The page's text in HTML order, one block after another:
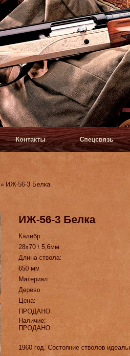
Контакты Спецсвязь
» ИЖ-56-3 Белка
ИЖ-56-3 Белка
Калибр:
28х70 \ 5,6мм
Длина ствола:
650 мм
Материал:
Дерево
Цена:
ПРОДАНО
Наличие:
ПРОДАНО
1960 год. Состояние стволов